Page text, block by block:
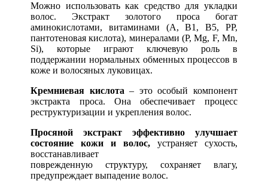
Можно использовать как средство для укладки
волос. Экстракт золотого проса богат
аминокислотами, витаминами (А, В1, В5, РР,
пантотеновая кислота), минералами (Р, Mg, F, Mn,
Si), которые играют ключевую роль в
поддержании нормальных обменных процессов в
коже и волосяных луковицах.
Кремниевая кислота – это особый компонент
экстракта проса. Она обеспечивает процесс
реструктуризации и укрепления волос.
Просяной экстракт эффективно улучшает
состояние кожи и волос,устраняет сухость,
восстанавливает
поврежденную структуру, сохраняет влагу,
предупреждает выпадение волос.